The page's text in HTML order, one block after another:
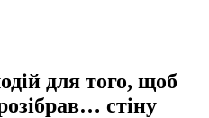
для того, щоб
стіну